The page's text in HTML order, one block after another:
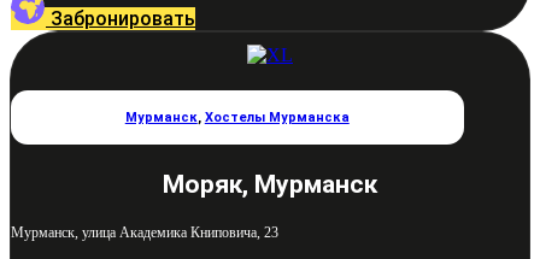
Забронировать
Мурманск, Хостелы Мурманска
Моряк, Мурманск
Мурманск, улица Академика Книповича, 23